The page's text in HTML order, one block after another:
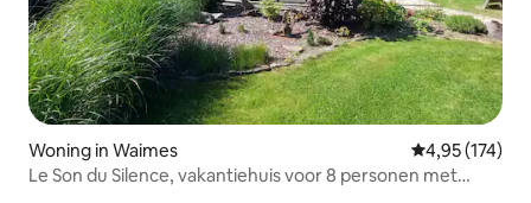
Woning in Waimes Gemiddelde
4,95 (174)
Le Son du Silence, vakantiehuis voor 8 personen met